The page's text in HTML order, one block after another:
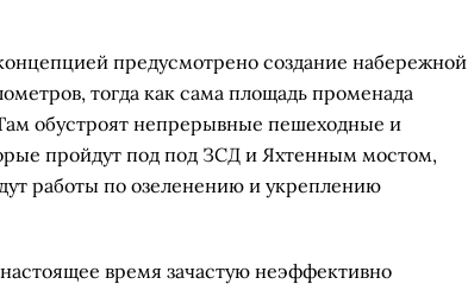
предусмотрено создание набережной
тогда как сама площадь променада
обустроят непрерывные пешеходные и
пройдут под под ЗСД и Яхтенным мостом,
работы по озеленению и укреплению
время зачастую неэффективно